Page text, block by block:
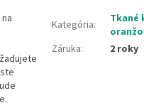
Kategória:
Tkané
Záruka: 2 roky